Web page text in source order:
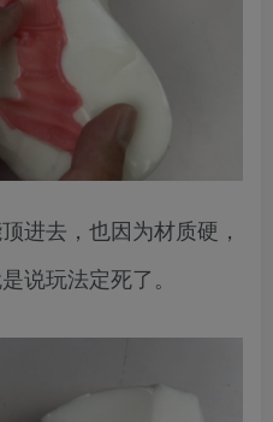
进去，也因为材质硬，
说玩法定死了。